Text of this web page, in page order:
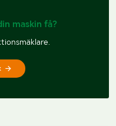
maskin få?